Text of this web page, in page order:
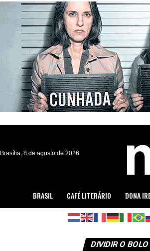
Brasília, 8 de agosto de 2026
BRASIL CAFÉ LITERÁRIO DONA
DIVIDIR O BOLO